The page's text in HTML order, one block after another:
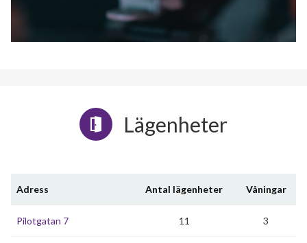
Lägenheter
Adress Antal lägenheter Våningar
Pilotgatan 7 11 3